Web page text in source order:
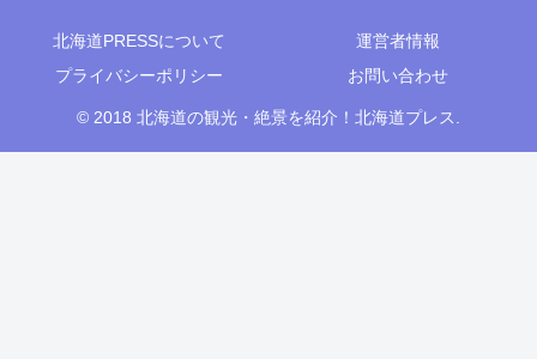
北海道PRESSについて
運営者情報
プライバシーポリシー
お問い合わせ
© 2018 北海道の観光・絶景を紹介！北海道プレス.